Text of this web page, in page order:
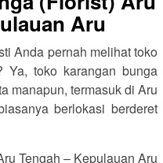
Aru
Anda pernah melihat toko
Ya, toko karangan bunga
manapun, termasuk di Aru
berlokasi berderet
Tengah – Kepulauan Aru